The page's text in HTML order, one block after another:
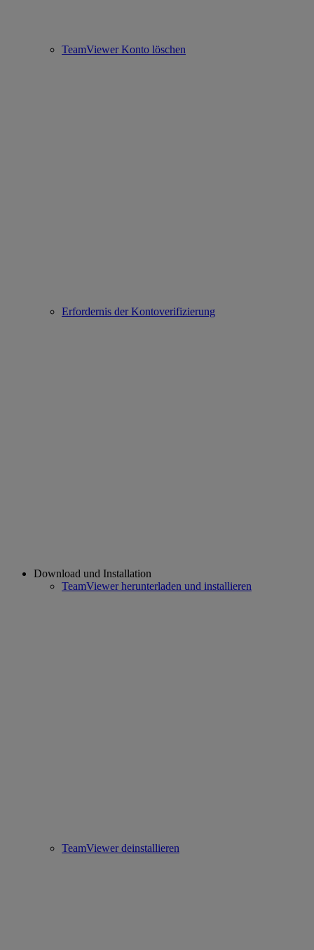
TeamViewer Konto löschen
Erfordernis der Kontoverifizierung
Download und Installation
TeamViewer herunterladen und installieren
TeamViewer deinstallieren